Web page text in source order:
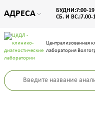
АДРЕСА
БУДНИ:7:00-
СБ. И ВС.:7.00-
Централизованная
лаборатория